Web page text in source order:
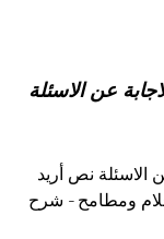
عن الاسئلة
نص أريد
محور أحلام ومطامح - شرح